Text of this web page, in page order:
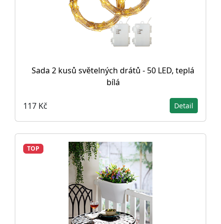
Sada 2 kusů světelných drátů - 50 LED, teplá
bílá
117 Kč Detail
TOP